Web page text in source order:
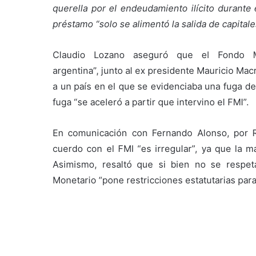
querella por el endeudamiento ilícito
préstamo “solo se alimentó la salida de
Claudio Lozano aseguró que el Fondo
argentina”, junto al ex presidente Mauricio
a un país en el que se evidenciaba una fuga
fuga “se aceleró a partir que intervino el FMI”.
En comunicación con Fernando Alonso,
cuerdo con el FMI “es irregular”, ya que la
Asimismo, resaltó que si bien no se
Monetario “pone restricciones estatutarias